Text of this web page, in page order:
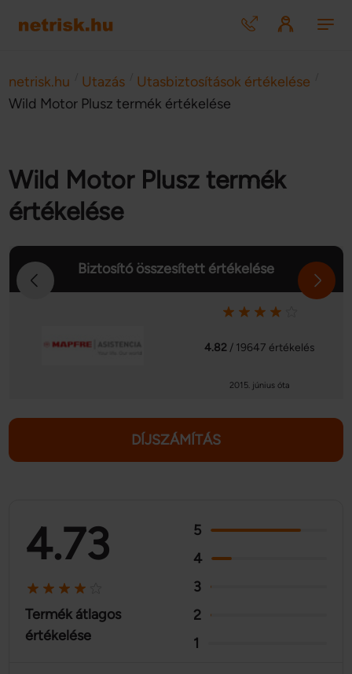
netrisk.hu Utazás Utasbiztosítások értékelése
Wild Motor Plusz termék értékelése
Wild Motor Plusz termék
értékelése
Biztosító összesített értékelése
4.82 / 19647 értékelés
2015. június óta
DÍJSZÁMÍTÁS
4.73
Termék átlagos
értékelése
5
4
3
2
1